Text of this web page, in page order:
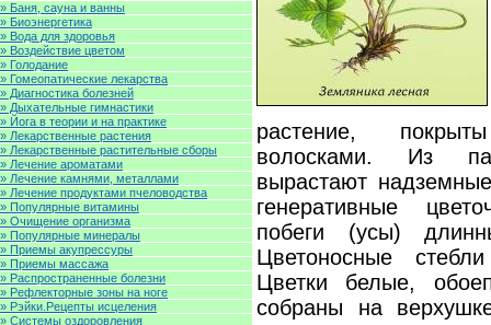
растение,
волосками. Из
вырастают
генеративные
побеги (усы)
Цветоносные
Цветки белые,
собраны на
» Баня, сауна и ванны
» Биоэнергетика
» Вода для здоровья
» Воздействие цветом
» Голодание
» Гомеопатические лекарства
» Диагностика болезней
» Дыхательные гимнастики
» Йога в теории и на практике
» Лекарственные растения
» Лекарственные растительные сборы
» Лечение ароматами
» Лечение камнями, металлами
» Лечение продуктами пчеловодства
» Популярные витамины
» Очищение организма
» Популярные минералы
» Приемы акупрессуры
» Приемы массажа
» Распространенные болезни
» Рефлекторные зоны на ноге
» Рэйки.Рецепты исцеления
» Системы оздоровления